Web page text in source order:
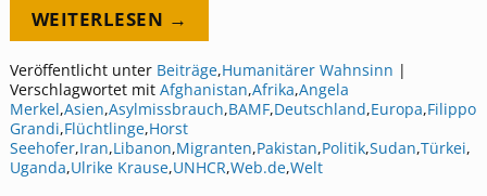
WEITERLESEN →
Veröffentlicht unter Beiträge,Humanitärer Wahnsinn |
Verschlagwortet mit Afghanistan,Afrika,Angela
Merkel,Asien,Asylmissbrauch,BAMF,Deutschland,Europa,Filippo
Grandi,Flüchtlinge,Horst
Seehofer,Iran,Libanon,Migranten,Pakistan,Politik,Sudan,Türkei,
Uganda,Ulrike Krause,UNHCR,Web.de,Welt